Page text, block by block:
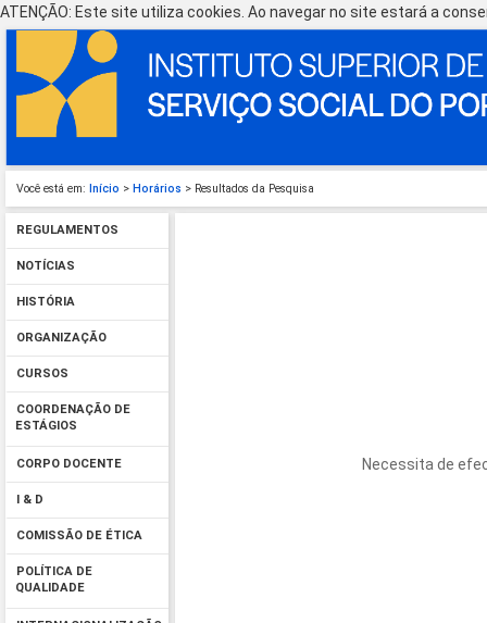
ATENÇÃO: Este site utiliza cookies. Ao navegar no site estará a
Você está em: Início > Horários > Resultados da Pesquisa
REGULAMENTOS
NOTÍCIAS
HISTÓRIA
ORGANIZAÇÃO
CURSOS
COORDENAÇÃO DE
ESTÁGIOS
CORPO DOCENTE
I & D
COMISSÃO DE ÉTICA
POLÍTICA DE
QUALIDADE
Necessita de